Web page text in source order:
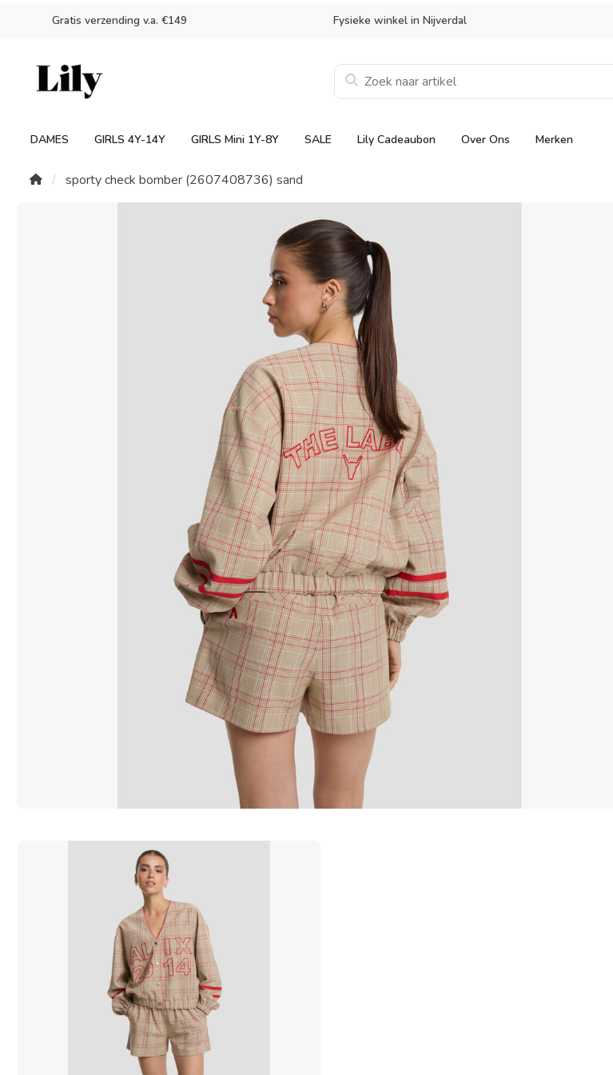
Gratis verzending v.a. €149 Fysieke winkel in Nijverdal
DAMES GIRLS 4Y-14Y GIRLS Mini 1Y-8Y SALE Lily Cadeaubon Over Ons Merken
sporty check bomber (2607408736) sand